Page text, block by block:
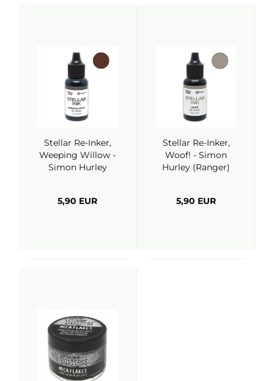
Stellar Re-Inker,
Weeping Willow -
Simon Hurley
5,90 EUR
Stellar Re-Inker,
Woof! - Simon
Hurley (Ranger)
5,90 EUR